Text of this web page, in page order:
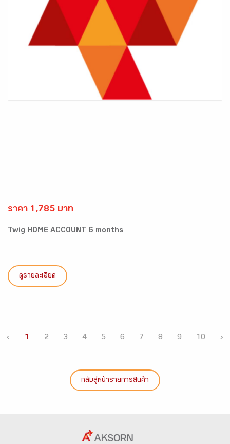
ราคา 1,785 บาท
Twig HOME ACCOUNT 6 months
ดูรายละเอียด
‹ 1 2 3 4 5 6 7 8 9 10 ›
กลับสู่หน้ารายการสินค้า